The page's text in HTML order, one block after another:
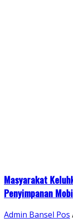
Masyarakat
Penyimpanan
Admin Bansel Pos